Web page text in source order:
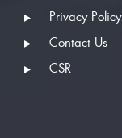
Privacy Policy
Contact Us
CSR